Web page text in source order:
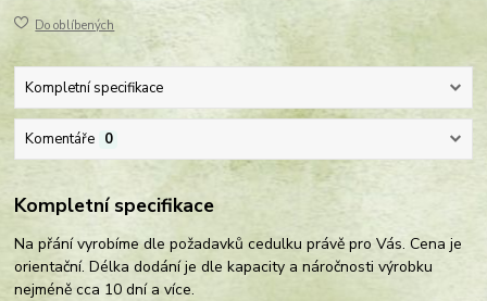
Do oblíbených
Kompletní specifikace
Komentáře 0
Kompletní specifikace
Na přání vyrobíme dle požadavků cedulku právě pro Vás. Cena je
orientační. Délka dodání je dle kapacity a náročnosti výrobku
nejméně cca 10 dní a více.